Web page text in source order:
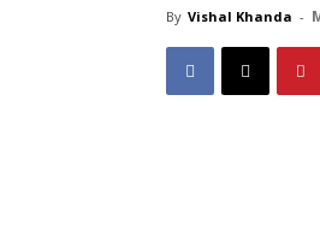
By Vishal Khanda -